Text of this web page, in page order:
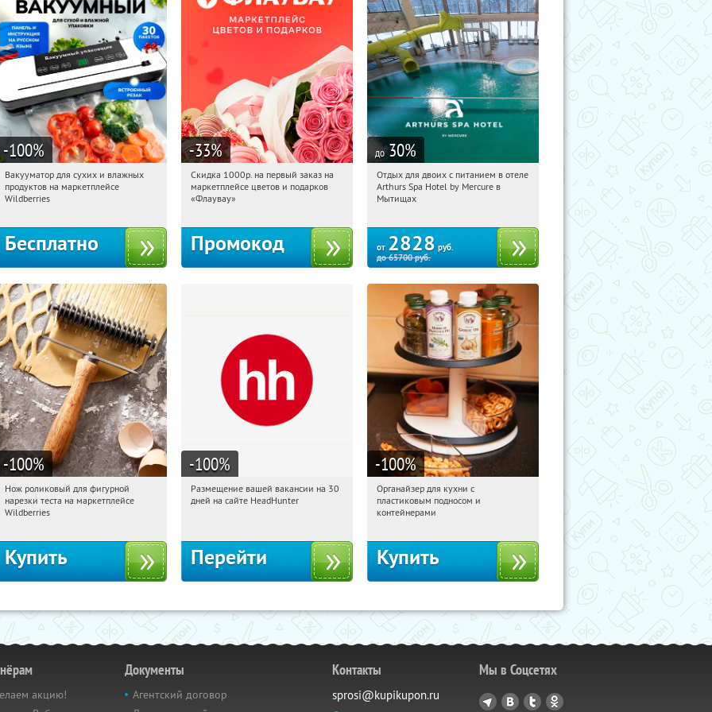
-100%
18:23:11 Получили:186
Россия
Вакууматор для сухих и влажных
продуктов на маркетплейсе
Wildberries
Бесплатно
-33%
18:23:11 Получили:
Россия
Скидка 1000р. на первый заказ на
маркетплейсе цветов и подарков
«Флаувау»
Промокод
до 30%
18:23:11
Купи первым!
Московская обл., г. Мытищи, д.
Отдых для двоих с питанием в отеле
Arthurs Spa Hotel by Mercure в
Мытищах
от 2828 руб.
до65700руб.
-100%
18:23:11 Получили:
Россия
Нож роликовый для фигурной
нарезки теста на маркетплейсе
Wildberries
Купить
-100%
18:23:11 Получили:
Размещение вашей вакансии на 30
дней на сайте HeadHunter
Перейти
-100%
18:23:11 Получили:
Россия
Органайзер для кухни с
пластиковым подносом и
контейнерами
Купить
акцию!
Документы
Агентский договор
Контакты
sprosi@kupikupon.ru
Мы в Соцсетях